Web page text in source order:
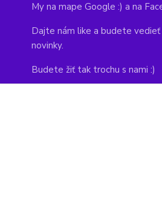
My na mape Google :) a na
Dajte nám like a budete vedieť
novinky.
Budete žiť tak trochu s nami :)